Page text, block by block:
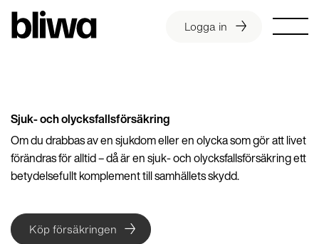
Logga in
Sjuk- och olycksfallsförsäkring
Om du drabbas av en sjukdom eller en olycka som gör att livet
förändras för alltid – då är en sjuk- och olycksfallsförsäkring ett
betydelsefullt komplement till samhällets skydd.
Köp försäkringen